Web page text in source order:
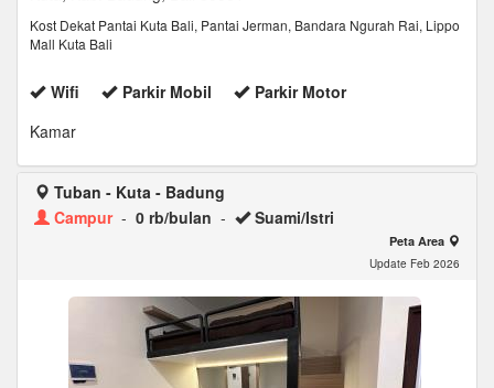
Kost Dekat Pantai Kuta Bali, Pantai Jerman, Bandara Ngurah Rai, Lippo
Mall Kuta Bali
Wifi Parkir Mobil
Parkir Motor
Kamar
Tuban - Kuta - Badung
Campur- 0 rb/bulan - Suami/Istri
Peta Area
Update Feb 2026